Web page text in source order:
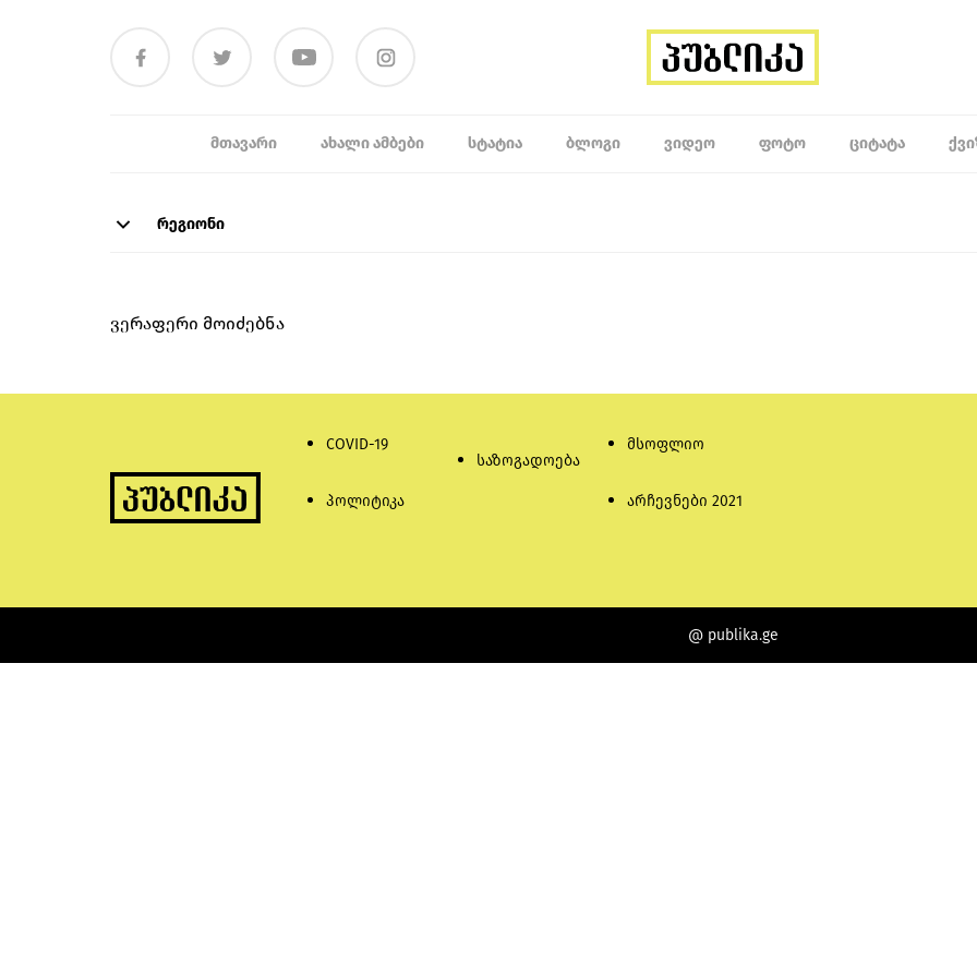
ᲛᲗᲐᲕᲐᲠᲘ ᲐᲮᲐᲚᲘ ᲐᲛᲑᲔᲑᲘ ᲡᲢᲐᲢᲘᲐ ᲑᲚᲝᲒᲘ ᲕᲘᲓᲔᲝ ᲤᲝᲢᲝ ᲪᲘᲢᲐᲢᲐ
რეგიონი
ვერაფერი მოიძებნა
COVID-19
პოლიტიკა
საზოგადოება
მსოფლიო
არჩევნები 2021
@ publika.ge